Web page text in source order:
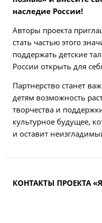
наследие России!
Авторы проекта
стать частью этого
поддержать детские
России открыть для
Партнерство станет
детям возможность
творчества и
культурное будущее,
и оставит
КОНТАКТЫ ПРОЕКТА